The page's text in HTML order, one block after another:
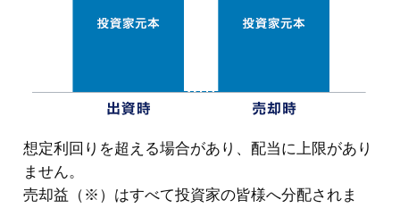
想定利回りを超える場合があり、配当に上限があり
ません。
売却益（※）はすべて投資家の皆様へ分配されま